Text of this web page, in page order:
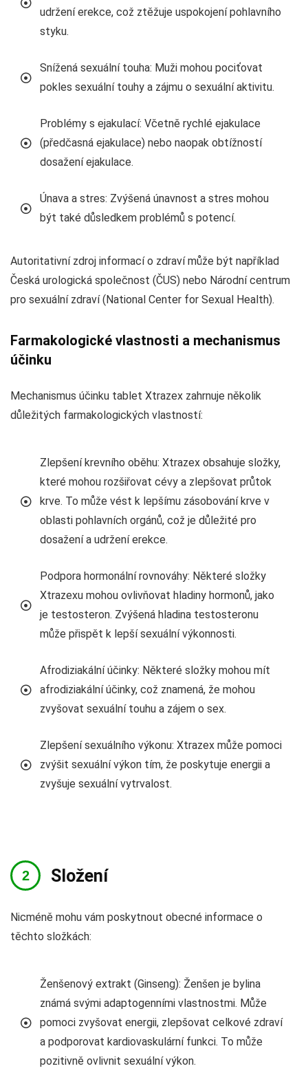
udržení erekce, což ztěžuje uspokojení pohlavního
styku.
Snížená sexuální touha: Muži mohou pociťovat
pokles sexuální touhy a zájmu o sexuální aktivitu.
Problémy s ejakulací: Včetně rychlé ejakulace
(předčasná ejakulace) nebo naopak obtížností
dosažení ejakulace.
Únava a stres: Zvýšená únavnost a stres mohou
být také důsledkem problémů s potencí.
Autoritativní zdroj informací o zdraví může být například
Česká urologická společnost (ČUS) nebo Národní centrum
pro sexuální zdraví (National Center for Sexual Health).
Farmakologické vlastnosti a mechanismus
účinku
Mechanismus účinku tablet Xtrazex zahrnuje několik
důležitých farmakologických vlastností:
Zlepšení krevního oběhu: Xtrazex obsahuje složky,
které mohou rozšiřovat cévy a zlepšovat průtok
krve. To může vést k lepšímu zásobování krve v
oblasti pohlavních orgánů, což je důležité pro
dosažení a udržení erekce.
Podpora hormonální rovnováhy: Některé složky
Xtrazexu mohou ovlivňovat hladiny hormonů, jako
je testosteron. Zvýšená hladina testosteronu
může přispět k lepší sexuální výkonnosti.
Afrodiziakální účinky: Některé složky mohou mít
afrodiziakální účinky, což znamená, že mohou
zvyšovat sexuální touhu a zájem o sex.
Zlepšení sexuálního výkonu: Xtrazex může pomoci
zvýšit sexuální výkon tím, že poskytuje energii a
zvyšuje sexuální vytrvalost.
Složení
Nicméně mohu vám poskytnout obecné informace o
těchto složkách:
Ženšenový extrakt (Ginseng): Ženšen je bylina
známá svými adaptogenními vlastnostmi. Může
pomoci zvyšovat energii, zlepšovat celkové zdraví
a podporovat kardiovaskulární funkci. To může
pozitivně ovlivnit sexuální výkon.